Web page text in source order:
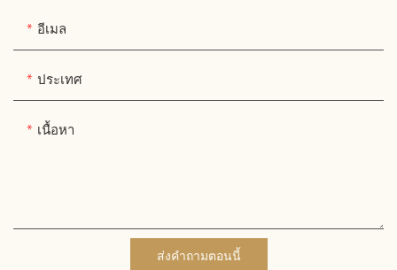
อีเมล
ประเทศ
เนื้อหา
ส่งคำถามตอนนี้